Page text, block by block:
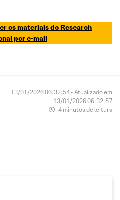
os materiais do Research
por e-mail
13/01/2026 06:32:54 • Atualizado em
13/01/2026 06:32:57
4 minutos de leitura